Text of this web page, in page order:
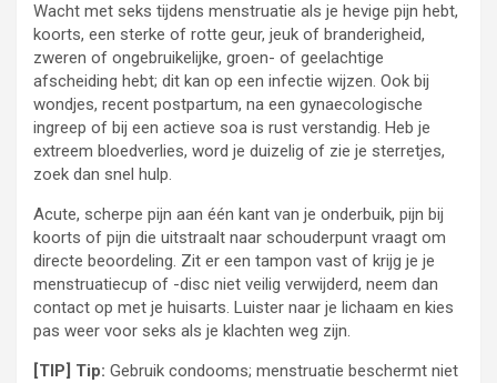
Wacht met seks tijdens menstruatie als je hevige pijn hebt,
koorts, een sterke of rotte geur, jeuk of branderigheid,
zweren of ongebruikelijke, groen- of geelachtige
afscheiding hebt; dit kan op een infectie wijzen. Ook bij
wondjes, recent postpartum, na een gynaecologische
ingreep of bij een actieve soa is rust verstandig. Heb je
extreem bloedverlies, word je duizelig of zie je sterretjes,
zoek dan snel hulp.
Acute, scherpe pijn aan één kant van je onderbuik, pijn bij
koorts of pijn die uitstraalt naar schouderpunt vraagt om
directe beoordeling. Zit er een tampon vast of krijg je je
menstruatiecup of -disc niet veilig verwijderd, neem dan
contact op met je huisarts. Luister naar je lichaam en kies
pas weer voor seks als je klachten weg zijn.
[TIP] Tip: Gebruik condooms; menstruatie beschermt niet